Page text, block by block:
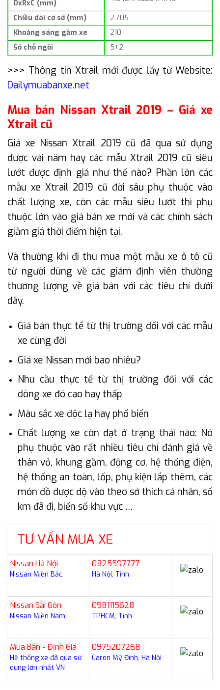
DxRxC (mm)
Chiều dài cơ sở (mm)
2.705
Khoảng sáng gầm xe
210
Số chỗ ngồi
5+2
>>> Thông tin Xtrail mới được lấy từ Website:
Dailymuabanxe.net
Mua bán Nissan Xtrail 2019 – Giá xe
Xtrail cũ
Giá xe Nissan Xtrail 2019 cũ đã qua sử dụng
được vài năm hay các mẫu Xtrail 2019 cũ siêu
lướt được định giá như thế nào? Phần lớn các
mẫu xe Xtrail 2019 cũ đời sâu phụ thuộc vào
chất lượng xe, còn các mẫu siêu lướt thì phụ
thuộc lớn vào giá bán xe mới và các chính sách
giảm giá thời điểm hiện tại.
Và thường khi đi thu mua một mẫu xe ô tô cũ
từ người dùng về các giám định viên thường
thương lượng về giá bán với các tiêu chí dưới
dây.
Giá bán thực tế từ thị trường đối với các mẫu
xe cùng đời
Giá xe Nissan mới bao nhiêu?
Nhu cầu thực tế từ thị trường đối với các
dòng xe đó cao hay thấp
Màu sắc xe độc lạ hay phổ biến
Chất lượng xe còn đạt ở trạng thái nào: Nó
phụ thuộc vào rất nhiều tiêu chí đánh giá về
thân vỏ, khung gầm, động cơ, hệ thống điện,
hệ thống an toàn, lốp, phụ kiện lắp thêm, các
món đồ được độ vào theo sở thích cá nhân, số
km đã đi, biển số khu vực …
TƯ VẤN MUA XE
Nissan Hà Nội
Nissan Miền Bắc
0825597777
Hà Nội, Tỉnh
Nissan Sài Gòn
Nissan Miền Nam
0981115628
TPHCM, Tỉnh
Mua Bán - Định Giá
Hệ thống xe đã qua sử
dụng lớn nhất VN
0975207268
Caron Mỹ Đình, Hà Nội